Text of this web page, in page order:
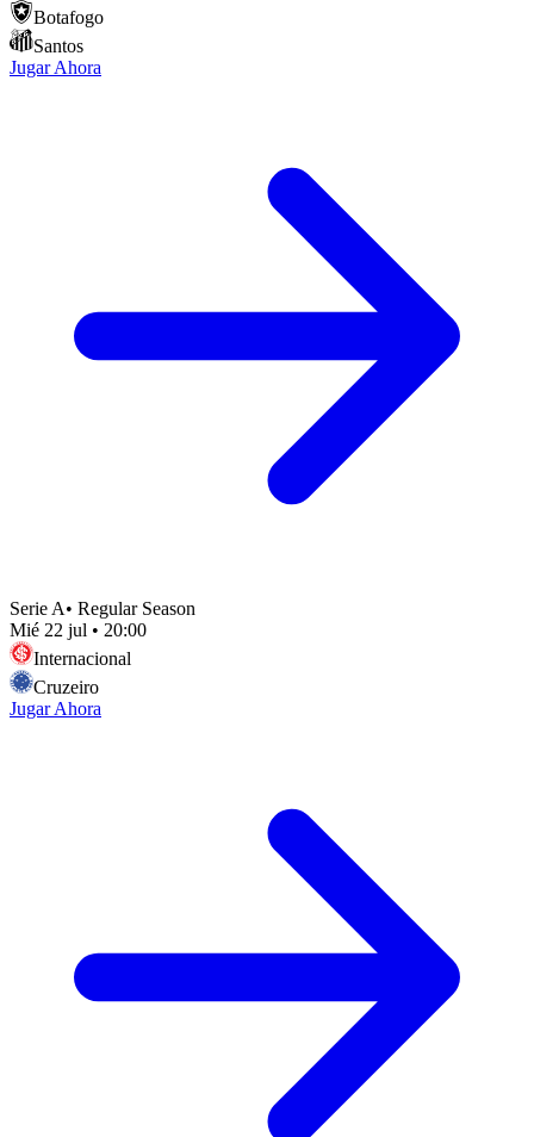
Botafogo
Santos
Jugar Ahora
Serie A• Regular Season
Mié 22 jul • 20:00
Internacional
Cruzeiro
Jugar Ahora